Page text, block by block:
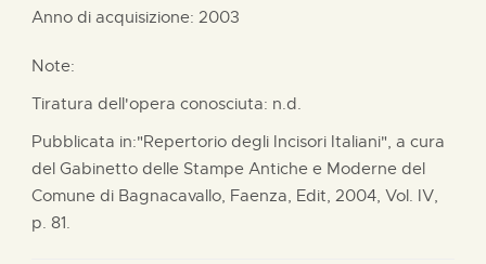
Anno di acquisizione: 2003
Note:
Tiratura dell'opera conosciuta: n.d.
Pubblicata in:"Repertorio degli Incisori Italiani", a cura
del Gabinetto delle Stampe Antiche e Moderne del
Comune di Bagnacavallo, Faenza, Edit, 2004, Vol. IV,
p. 81.